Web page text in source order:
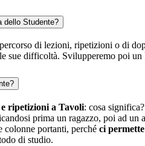
dello Studente?
di lezioni, ripetizioni o di
sue difficoltà. Svilupperemo poi
ripetizioni a Tavoli: cosa
prima un ragazzo, poi ad
colonne portanti, perché ci
di studio.